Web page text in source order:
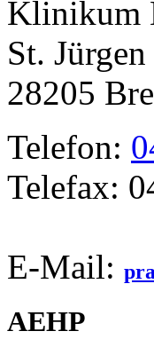
Klinikum
St.
28205
Telefon:
Telefax:
E-Mail:
AEHP